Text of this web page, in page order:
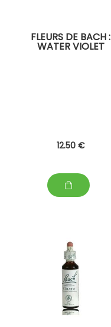
FLEURS DE BACH :
WATER VIOLET
12.50 €